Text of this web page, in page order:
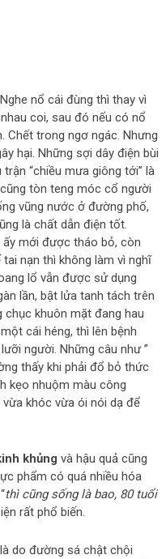
nổ cái đùng thì thay vì
coi, sau đó nếu có nổ
trong ngơ ngác. Nhưng
hại. Những sợi dây điện bùi
“chiều mưa giông tới” là
tòn teng móc cổ người
vũng nước ở đường phố,
là chất dẫn điện tốt.
mới được tháo bỏ, còn
nạn thì không làm vì nghĩ
lổ vẫn được sử dụng
lần, bật lửa tanh tách trên
chục khuôn mặt đang hau
cái héng, thì lên bệnh
người. Những câu như ”
thấy khi phải đổ bỏ thức
kẹo nhuộm màu công
khóc vừa ói nói dạ để
khủng và hậu quả cũng
phẩm có quá nhiều hóa
thì cũng sống là bao, 80 tuổi
rất phổ biến.
do đường sá chật chội